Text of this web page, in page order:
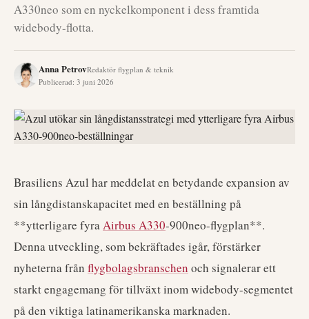
A330neo som en nyckelkomponent i dess framtida
widebody-flotta.
Anna PetrovRedaktör flygplan & teknik
Publicerad: 3 juni 2026
Brasiliens Azul har meddelat en betydande expansion av
sin långdistanskapacitet med en beställning på
**ytterligare fyraAirbus A330-900neo-flygplan**.
Denna utveckling, som bekräftades igår, förstärker
nyheterna från flygbolagsbranschen och signalerar ett
starkt engagemang för tillväxt inom widebody-segmentet
på den viktiga latinamerikanska marknaden.